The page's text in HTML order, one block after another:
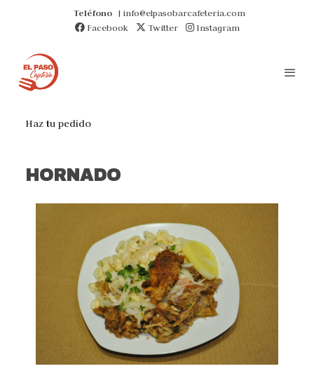
Teléfono| info@elpasobarcafeteria.com
Facebook
Twitter Instagram
Haz tu pedido
HORNADO